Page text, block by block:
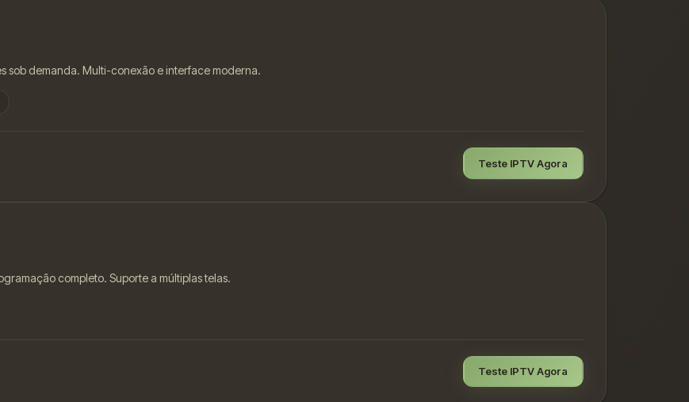
sob demanda. Multi-conexão e interface moderna.
Teste IPTV Agora
completo. Suporte a múltiplas telas.
Teste IPTV Agora